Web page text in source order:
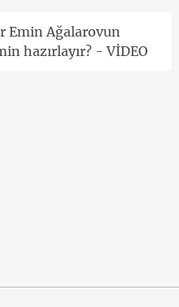
Emin Ağalarovun
hazırlayır? - VİDEO